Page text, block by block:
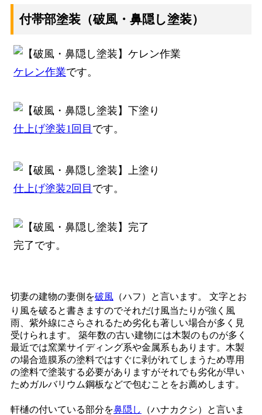
付帯部塗装（破風・鼻隠し塗装）
ケレン作業です。
仕上げ塗装1回目 です。
仕上げ塗装2回目 です。
完了です。
切妻の建物の妻側を破風（ハフ）と言います。 文字とお
り風を破ると書きますのでそれだけ風当たりが強く風
雨、紫外線にさらされるため劣化も著しい場合が多く見
受けられます。 築年数の古い建物には木製のものが多く
最近では窯業サイディング系や金属系もあります。木製
の場合造膜系の塗料ではすぐに剥がれてしまうため専用
の塗料で塗装する必要がありますがそれでも劣化が早い
ためガルバリウム鋼板などで包むことをお薦めします。
軒樋の付いている部分を鼻隠し
（ハナカクシ）と言いま